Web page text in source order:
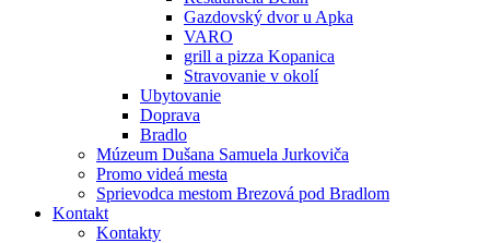
Gazdovský dvor u Apka
VARO
grill a pizza Kopanica
Stravovanie v okolí
Ubytovanie
Doprava
Bradlo
Múzeum Dušana Samuela Jurkoviča
Promo videá mesta
Sprievodca mestom Brezová pod Bradlom
Kontakt
Kontakty